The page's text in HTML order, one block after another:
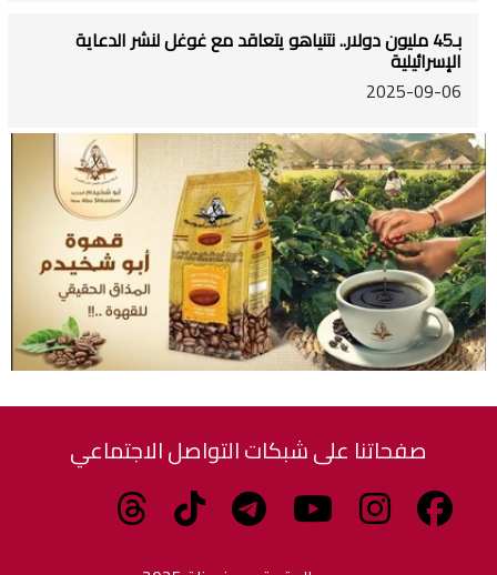
بـ45 مليون دولار.. نتنياهو يتعاقد مع غوغل لنشر الدعاية
الإسرائيلية
2025-09-06
صفحاتنا على شبكات التواصل الاجتماعي